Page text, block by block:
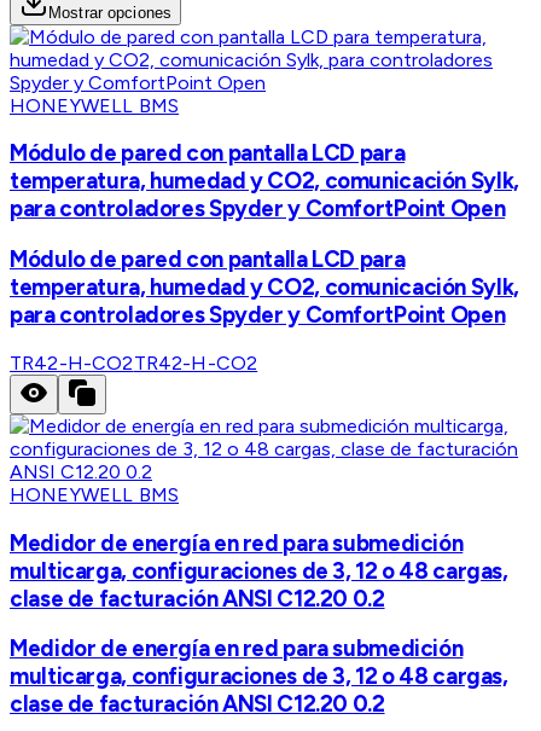
Mostrar opciones
HONEYWELL BMS
Módulo de pared con pantalla LCD para
temperatura, humedad y CO2, comunicación Sylk,
para controladores Spyder y ComfortPoint Open
Módulo de pared con pantalla LCD para
temperatura, humedad y CO2, comunicación Sylk,
para controladores Spyder y ComfortPoint Open
TR42-H-CO2TR42-H-CO2
HONEYWELL BMS
Medidor de energía en red para submedición
multicarga, configuraciones de 3, 12 o 48 cargas,
clase de facturación ANSI C12.20 0.2
Medidor de energía en red para submedición
multicarga, configuraciones de 3, 12 o 48 cargas,
clase de facturación ANSI C12.20 0.2